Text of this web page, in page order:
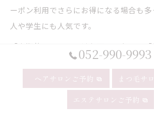
ーポン利用でさらにお得になる場合も多
人や学生にも人気です。
「定期的にカットだけお願いしたい」
だけ整えたい」といった細かなニーズに
てくれるサロンが多いため、必要な時に
できるのが魅力です。自分のライフスタ
賢く美容院を活用したい方には、カット
052-990-9993
ヘアサロンご予約 まつ毛サ
エステサロンご予約